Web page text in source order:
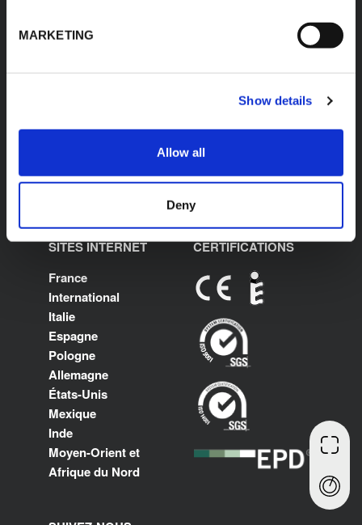
MARKETING
Show details
Allow all
Deny
À propos de K-FLEX
Application
Contact
Loire
T: +33 2 41 77 30 00
www.kflex.com
SITES INTERNET
France
International
Italie
Espagne
Pologne
Allemagne
États-Unis
Mexique
Inde
Moyen-Orient et
Afrique du Nord
CERTIFICATIONS